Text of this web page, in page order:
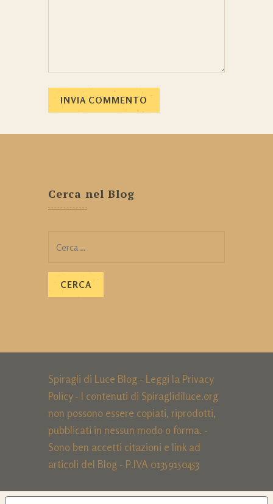
Cerca nel Blog
Spiragli di Luce Blog - Leggi la Privacy
Policy- I contenuti di Spiraglidiluce.org
non possono essere copiati, riprodotti,
pubblicati in nessun modo o forma. -
Sono ben accetti citazioni e link ad
articoli del Blog - P.IVA 01359150453